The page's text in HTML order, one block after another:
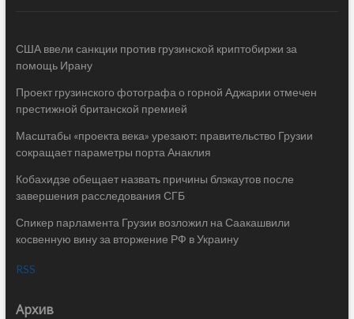
США ввели санкции против грузинской криптобиржи за
помощь Ирану
Проект грузинского фотографа о горной Аджарии отмечен
престижной британской премией
Масштабы «проекта века» урезают: правительство Грузии
сокращает параметры порта Анаклия
Кобахидзе обещает назвать причины блэкаутов после
завершения расследования СГБ
Спикер парламента Грузии возложил на Саакашвили
косвенную вину за вторжение РФ в Украину
RSS
Архив